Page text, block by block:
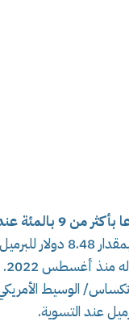
عند التسوية
أغسطس 2022.